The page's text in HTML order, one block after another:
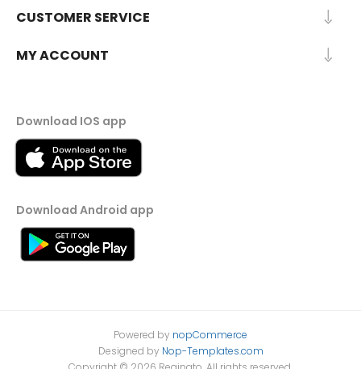
CUSTOMER SERVICE
MY ACCOUNT
Download IOS app
Download Android app
Powered by nopCommerce
Designed by Nop-Templates.com